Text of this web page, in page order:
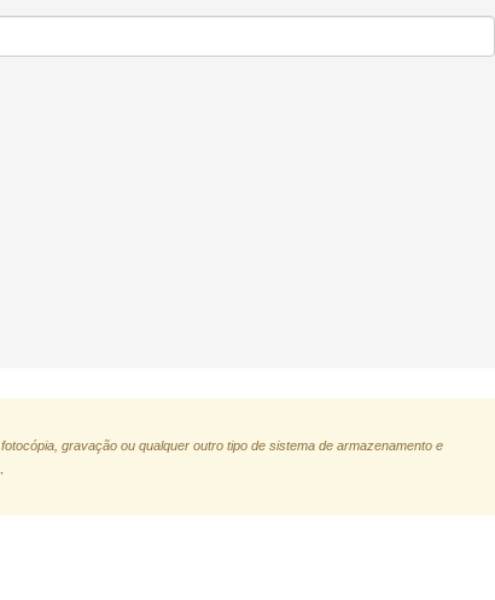
gravação ou qualquer outro tipo de sistema de armazenamento e